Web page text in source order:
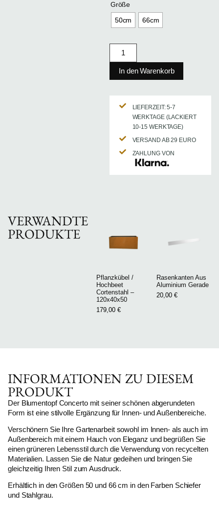
Größe
50cm
66cm
In den Warenkorb
LIEFERZEIT: 5-7
WERKTAGE (LACKIERT
10-15 WERKTAGE)
VERSAND AB 29 EURO
ZAHLUNG VON
VERWANDTE
PRODUKTE
Pflanzkübel /
Hochbeet
Cortenstahl –
120x40x50
179,00 €
Rasenkanten Aus
Aluminium Gerade
20,00 €
INFORMATIONEN ZU DIESEM
PRODUKT
Der Blumentopf Concerto mit seiner schönen abgerundeten
Form ist eine stilvolle Ergänzung für Innen- und Außenbereiche.
Verschönern Sie Ihre Gartenarbeit sowohl im Innen- als auch im
Außenbereich mit einem Hauch von Eleganz und begrüßen Sie
einen grüneren Lebensstil durch die Verwendung von recycelten
Materialien. Lassen Sie die Natur gedeihen und bringen Sie
gleichzeitig Ihren Stil zum Ausdruck.
Erhältlich in den Größen 50 und 66 cm in den Farben Schiefer
und Stahlgrau.